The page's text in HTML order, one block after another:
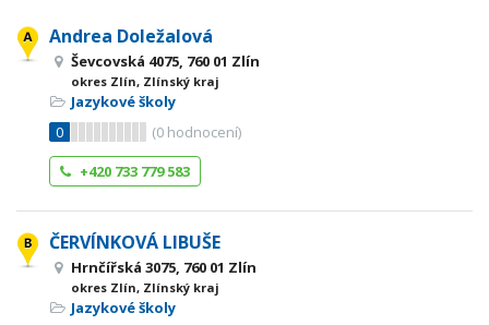
Andrea Doležalová
Ševcovská 4075, 760 01 Zlín
okres Zlín, Zlínský kraj
Jazykové školy
0
(0 hodnocení)
+420 733 779 583
ČERVÍNKOVÁ LIBUŠE
Hrnčířská 3075, 760 01 Zlín
okres Zlín, Zlínský kraj
Jazykové školy